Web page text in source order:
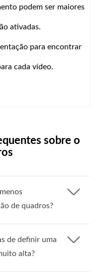
podem ser maiores
ativadas.
para encontrar
cada vídeo.
sobre o
de quadros?
de definir uma
alta?